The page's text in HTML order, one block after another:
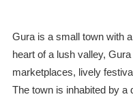
Gura is a small town with
heart of a lush valley,
marketplaces, lively
The town is inhabited by a